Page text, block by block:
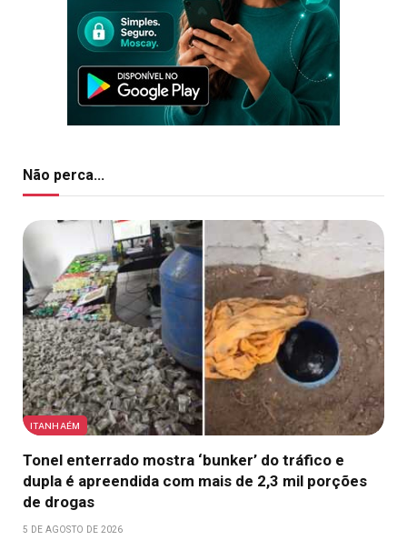
Não perca...
ITANHAÉM
Tonel enterrado mostra ‘bunker’ do tráfico e
dupla é apreendida com mais de 2,3 mil porções
de drogas
5 DE AGOSTO DE 2026